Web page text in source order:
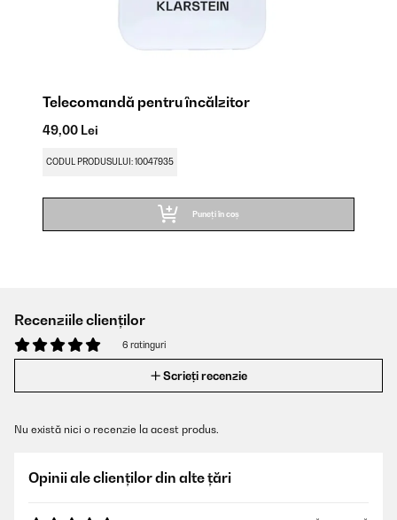
Telecomandă pentru încălzitor
49,00 Lei
CODUL PRODUSULUI: 10047935
Puneți în coș
Recenziile clienților
6 ratinguri
Scrieți recenzie
Nu există nici o recenzie la acest produs.
Opinii ale clienților din alte țări